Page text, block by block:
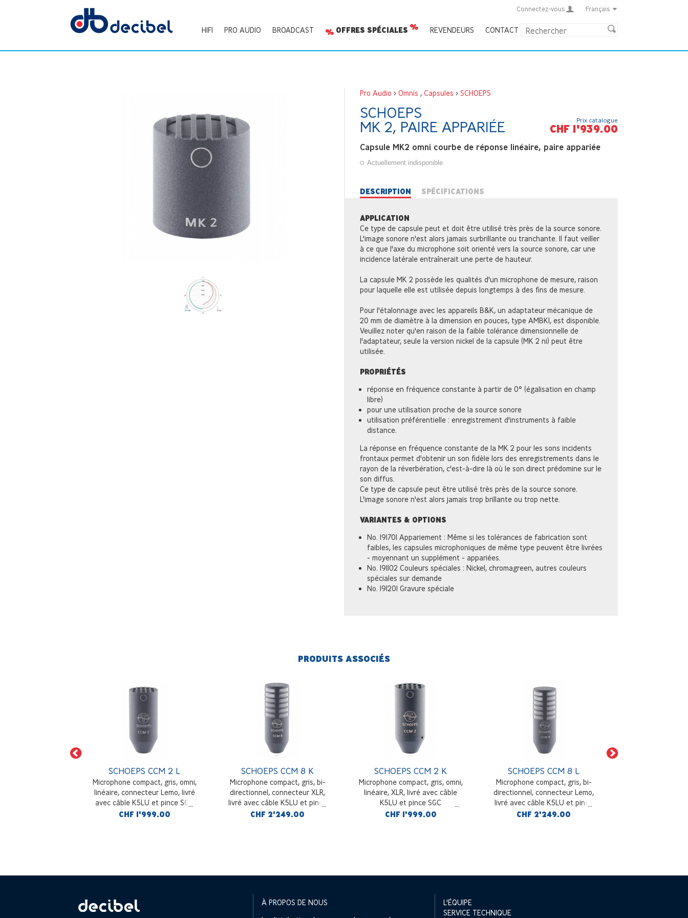
Connectez-vous Français
HIFI PRO AUDIO BROADCAST OFFRES SPÉCIALES REVENDEURS CONTACT
Pro Audio > Omnis , Capsules > SCHOEPS
SCHOEPS
MK 2, PAIRE APPARIÉE
Capsule MK2 omni courbe de réponse linéaire, paire appariée
Actuellement indisponible
Prix catalogue
CHF 1'939.00
DESCRIPTION SPÉCIFICATIONS
APPLICATION
Ce type de capsule peut et doit être utilisé très près de la source sonore.
L'image sonore n'est alors jamais surbrillante ou tranchante. Il faut veiller
à ce que l'axe du microphone soit orienté vers la source sonore, car une
incidence latérale entraînerait une perte de hauteur.
La capsule MK 2 possède les qualités d'un microphone de mesure, raison
pour laquelle elle est utilisée depuis longtemps à des fins de mesure.
Pour l'étalonnage avec les appareils B&K, un adaptateur mécanique de
20 mm de diamètre à la dimension en pouces, type AMBK1, est disponible.
Veuillez noter qu'en raison de la faible tolérance dimensionnelle de
l'adaptateur, seule la version nickel de la capsule (MK 2 ni) peut être
utilisée.
PROPRIÉTÉS
réponse en fréquence constante à partir de 0° (égalisation en champ
libre)
pour une utilisation proche de la source sonore
utilisation préférentielle : enregistrement d'instruments à faible
distance.
La réponse en fréquence constante de la MK 2 pour les sons incidents
frontaux permet d'obtenir un son fidèle lors des enregistrements dans le
rayon de la réverbération, c'est-à-dire là où le son direct prédomine sur le
son diffus.
Ce type de capsule peut être utilisé très près de la source sonore.
L'image sonore n'est alors jamais trop brillante ou trop nette.
VARIANTES & OPTIONS
No. 191701 Appariement : Même si les tolérances de fabrication sont
faibles, les capsules microphoniques de même type peuvent être livrées
- moyennant un supplément - appariées.
No. 191102 Couleurs spéciales : Nickel, chromagreen, autres couleurs
spéciales sur demande
No. 191201 Gravure spéciale
PRODUITS ASSOCIÉS
SCHOEPS CCM 2 L
Microphone compact, gris, omni,
linéaire, connecteur Lemo, livré
avec câble K5LU et pince SGC
CHF 1'999.00
SCHOEPS CCM 8 K
Microphone compact, gris, bi-
directionnel, connecteur XLR,
livré avec câble K5LU et pince
SGC
CHF 2'249.00
SCHOEPS CCM 2 K
Microphone compact, gris, omni,
linéaire, XLR, livré avec câble
K5LU et pince SGC
CHF 1'999.00
SCHOEPS CCM 8 L
Microphone compact, gris, bi-
directionnel, connecteur Lemo,
livré avec câble K5LU et pince
SGC
CHF 2'249.00
À PROPOS DE NOUS
L'ÉQUIPE
SERVICE TECHNIQUE